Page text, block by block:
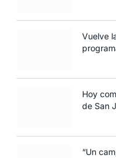
Vuelve
Hoy
de San
“Un